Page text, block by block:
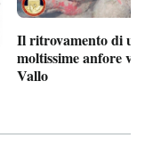
Il ritrovamento di
moltissime anfore
Vallo